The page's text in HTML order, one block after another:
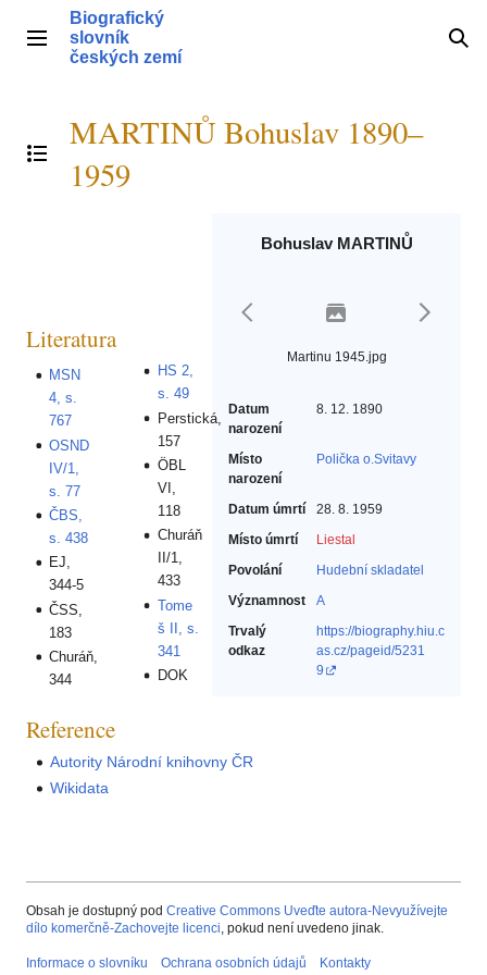
obsahHlavní menu
Biografický
slovník
českých zemí
Přepnout obsah
MARTINŮ Bohuslav 1890–
1959
Bohuslav MARTINŮ
Martinu 1945.jpg
Datum
narození
8. 12. 1890
Místo
narození
Polička o.Svitavy
Datum úmrtí
28. 8. 1959
Místo úmrtí
Liestal
Povolání
Hudební skladatel‎
Významnost
A
Trvalý
odkaz
https://biography.hiu.c
as.cz/pageid/5231
9
Literatura
MSN
4, s.
767
OSND
IV/1,
s. 77
ČBS,
s. 438
EJ,
344-5
ČSS,
183
Churáň,
344
HS 2,
s. 49
Perstická,
157
ÖBL
VI,
118
Churáň
II/1,
433
Tome
š II, s.
341
DOK
Reference
Autority Národní knihovny ČR
Wikidata
Obsah je dostupný pod Creative Commons Uveďte autora-Nevyužívejte
dílo komerčně-Zachovejte licenci, pokud není uvedeno jinak.
Informace o slovníku Ochrana osobních údajů Kontakty